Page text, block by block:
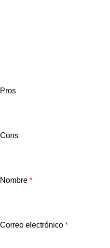
Pros
Cons
Nombre *
Correo electrónico *